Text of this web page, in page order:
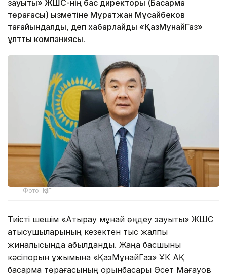
зауыты» ЖШС-нің бас директоры (Басқарма
төрағасы) қызметіне Мұратжан Мұсайбеков
тағайындалды, деп хабарлайды «ҚазМұнайГаз»
ұлттық компаниясы.
Фото: ҚМГ
Тиісті шешім «Атырау мұнай өңдеу зауыты» ЖШС
қатысушыларының кезектен тыс жалпы
жиналысында қабылданды. Жаңа басшыны
кәсіпорын ұжымына «ҚазМұнайГаз» ҰК АҚ
басқарма төрағасының орынбасары Әсет Мағауов